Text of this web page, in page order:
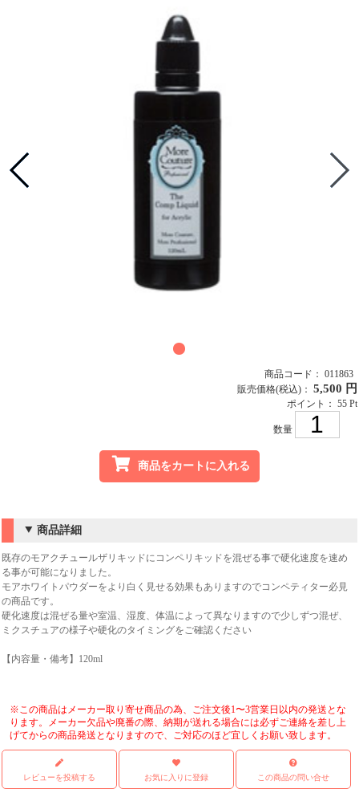
商品コード： 011863
販売価格(税込)： 5,500 円
ポイント： 55 Pt
数量
商品をカートに入れる
商品詳細
既存のモアクチュールザリキッドにコンペリキッドを混ぜる事で硬化速度を速め
る事が可能になりました。
モアホワイトパウダーをより白く見せる効果もありますのでコンペティター必見
の商品です。
硬化速度は混ぜる量や室温、湿度、体温によって異なりますので少しずつ混ぜ、
ミクスチュアの様子や硬化のタイミングをご確認ください
【内容量・備考】120ml
※この商品はメーカー取り寄せ商品の為、ご注文後1〜3営業日以内の発送とな
ります。メーカー欠品や廃番の際、納期が送れる場合には必ずご連絡を差し上
げてからの商品発送となりますので、ご対応のほど宜しくお願い致します。
レビューを投稿する お気に入りに登録 この商品の問い合せ